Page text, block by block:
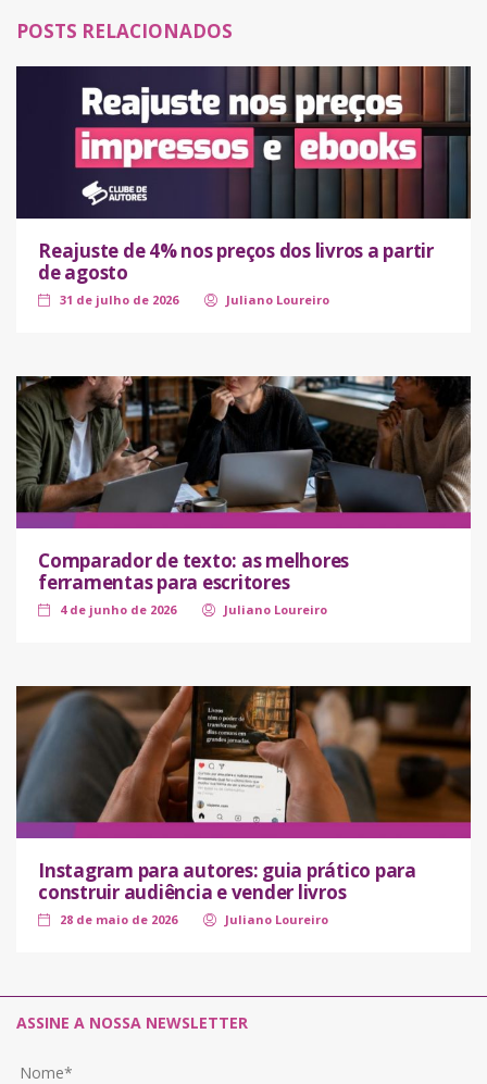
POSTS RELACIONADOS
Reajuste de 4% nos preços dos livros a partir
de agosto
31 de julho de 2026 Juliano Loureiro
Comparador de texto: as melhores
ferramentas para escritores
4 de junho de 2026 Juliano Loureiro
Instagram para autores: guia prático para
construir audiência e vender livros
28 de maio de 2026 Juliano Loureiro
ASSINE A NOSSA NEWSLETTER